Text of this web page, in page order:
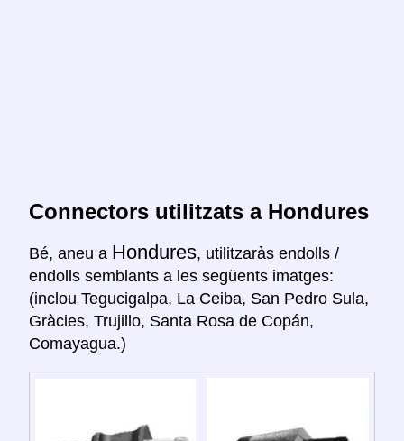
Connectors utilitzats a Hondures
Bé, aneu a Hondures, utilitzaràs endolls /
endolls semblants a les següents imatges:
(inclou Tegucigalpa, La Ceiba, San Pedro Sula,
Gràcies, Trujillo, Santa Rosa de Copán,
Comayagua.)